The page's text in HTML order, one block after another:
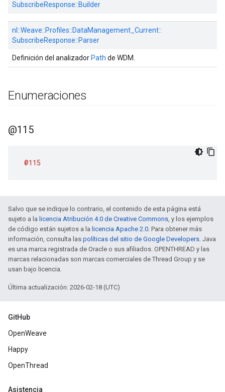
SubscribeResponse::Builder
nl::Weave::Profiles::DataManagement_Current::
SubscribeResponse::Parser
Definición del analizador Path de WDM.
Enumeraciones
@115
@115
Salvo que se indique lo contrario, el contenido de esta página está
sujeto a la licencia Atribución 4.0 de Creative Commons, y los ejemplos
de código están sujetos a la licencia Apache 2.0. Para obtener más
información, consulta las políticas del sitio de Google Developers. Java
es una marca registrada de Oracle o sus afiliados. OPENTHREAD y las
marcas relacionadas son marcas comerciales de Thread Group y se
usan bajo licencia.
Última actualización: 2026-02-18 (UTC)
GitHub
OpenWeave
Happy
OpenThread
Asistencia